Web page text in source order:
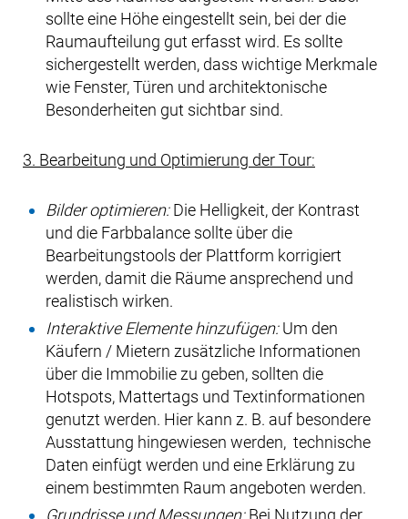
sollte eine Höhe eingestellt sein, bei der die
Raumaufteilung gut erfasst wird. Es sollte
sichergestellt werden, dass wichtige Merkmale
wie Fenster, Türen und architektonische
Besonderheiten gut sichtbar sind.
3. Bearbeitung und Optimierung der Tour:
Bilder optimieren:Die Helligkeit, der Kontrast
und die Farbbalance sollte über die
Bearbeitungstools der Plattform korrigiert
werden, damit die Räume ansprechend und
realistisch wirken.
Interaktive Elemente hinzufügen:Um den
Käufern / Mietern zusätzliche Informationen
über die Immobilie zu geben, sollten die
Hotspots, Mattertags und Textinformationen
genutzt werden. Hier kann z. B. auf besondere
Ausstattung hingewiesen werden, technische
Daten einfügt werden und eine Erklärung zu
einem bestimmten Raum angeboten werden.